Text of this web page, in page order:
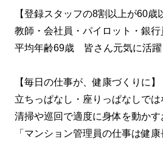
【登録スタッフの8割以上が60歳
教師・会社員・パイロット・銀行
平均年齢69歳 皆さん元気に活躍
【毎日の仕事が、健康づくりに】
立ちっぱなし・座りっぱなしでは
清掃や巡回で適度に身体を動かす
「マンション管理員の仕事は健